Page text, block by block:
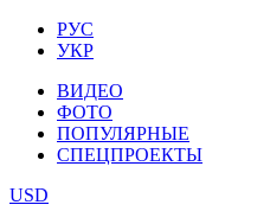
РУС
УКР
ВИДЕО
ФОТО
ПОПУЛЯРНЫЕ
СПЕЦПРОЕКТЫ
USD